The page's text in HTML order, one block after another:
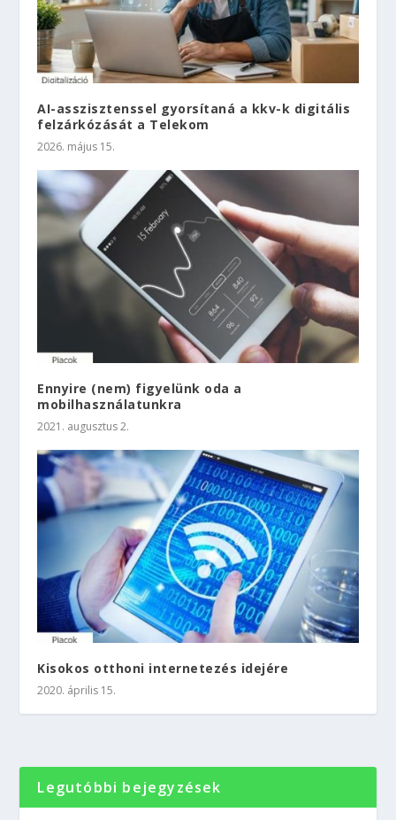
AI-asszisztenssel gyorsítaná a kkv-k digitális
felzárkózását a Telekom
2026. május 15.
Ennyire (nem) figyelünk oda a
mobilhasználatunkra
2021. augusztus 2.
Kisokos otthoni internetezés idejére
2020. április 15.
Legutóbbi bejegyzések